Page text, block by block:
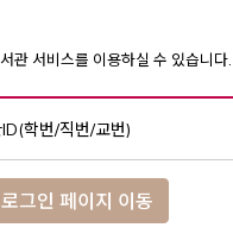
관 서비스를 이용하실 수 있습니다.
학번/직번/교번)
로그인 페이지 이동